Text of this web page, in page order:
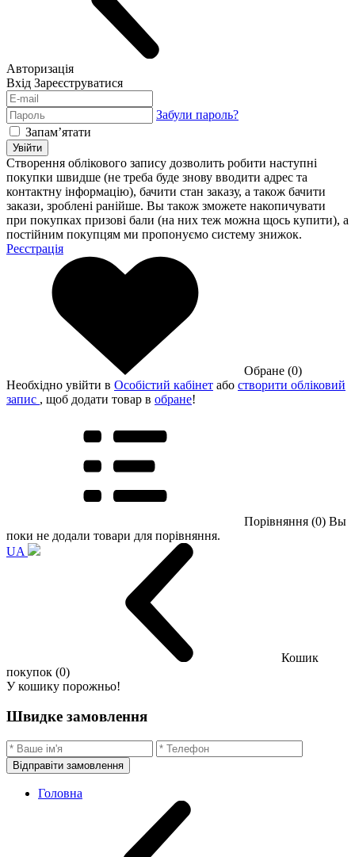
Авторизація
Вхід Зареєструватися
Забули пароль?
Запам’ятати
Увійти
Створення облікового запису дозволить робити наступні
покупки швидше (не треба буде знову вводити адрес та
контактну інформацію), бачити стан заказу, а також бачити
закази, зроблені ранійше. Вы також зможете накопичувати
при покупках призові бали (на них теж можна щось купити), а
постійним покупцям ми пропонуємо систему знижок.
Реєстрація
Обране (0)
Необхідно увійти в Особістий кабінет або створити обліковий
запис , щоб додати товар в обране!
Порівняння (0) Вы
поки не додали товари для порівняння.
UA
Кошик
покупок (0)
У кошику порожньо!
Швидке замовлення
Відправіти замовлення
Головна